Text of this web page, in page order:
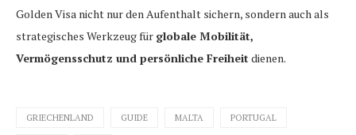
Golden Visa nicht nur den Aufenthalt sichern, sondern auch als
strategisches Werkzeug für globale Mobilität,
Vermögensschutz und persönliche Freiheit dienen.
GRIECHENLAND GUIDE MALTA PORTUGAL